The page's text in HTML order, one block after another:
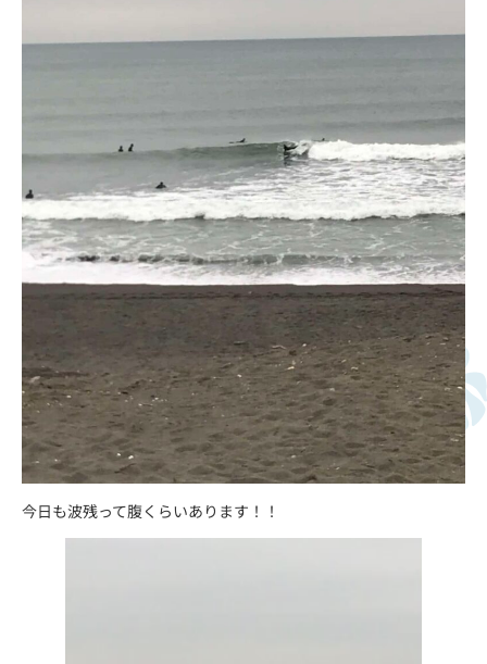
今日も波残って腹くらいあります！！